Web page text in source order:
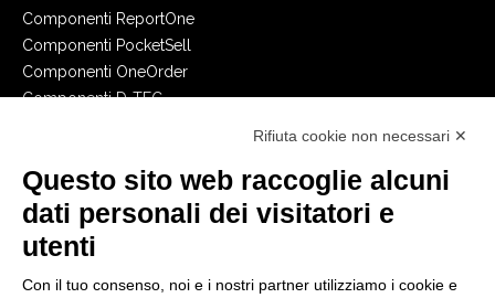
Componenti ReportOne
Componenti PocketSell
Componenti OneOrder
Componenti D-TEC
CREA IL TUO GESTIONALE
Primi passi
API
E-Book
Rifiuta cookie non necessari ✕
Questo sito web raccoglie alcuni
dati personali dei visitatori e
utenti
Con il tuo consenso, noi e i nostri partner utilizziamo i cookie e